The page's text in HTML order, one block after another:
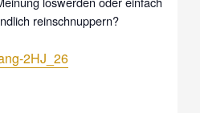
reinschnuppern?
2HJ_26